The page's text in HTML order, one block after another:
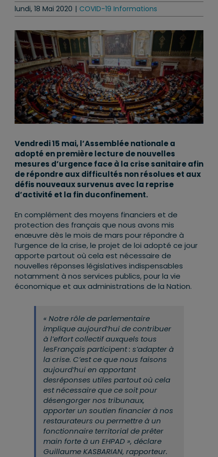
lundi, 18 Mai 2020 | COVID-19 Informations
Vendredi 15 mai, l’Assemblée nationale a
adopté en première lecture de nouvelles
mesures d’urgence face à la crise sanitaire afin
de répondre aux difficultés non résolues et aux
défis nouveaux survenus avec la reprise
d’activité et la fin duconfinement.
En complément des moyens financiers et de
protection des français que nous avons mis
enœuvre dès le mois de mars pour répondre à
l’urgence de la crise, le projet de loi adopté ce jour
apporte partout où cela est nécessaire de
nouvelles réponses législatives indispensables
notamment à nos services publics, pour la vie
économique et aux administrations de la Nation.
« Notre rôle de parlementaire
implique aujourd’hui de contribuer
à l’effort collectif auxquels tous
lesFrançais participent : s’adapter à
la crise. C’est ce que nous faisons
aujourd’hui en apportant
desréponses utiles partout où cela
est nécessaire que ce soit pour
désengorger nos tribunaux,
apporter un soutien financier à nos
restaurateurs ou permettre à un
fonctionnaire territorial de prêter
main forte à un EHPAD », déclare
Guillaume KASBARIAN, rapporteur.